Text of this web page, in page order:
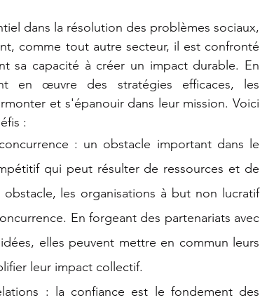
dans la résolution des problèmes sociaux,
comme tout autre secteur, il est confronté
sa capacité à créer un impact durable. En
en œuvre des stratégies efficaces, les
et s'épanouir dans leur mission. Voici
:
: un obstacle important dans le
qui peut résulter de ressources et de
les organisations à but non lucratif
En forgeant des partenariats avec
elles peuvent mettre en commun leurs
leur impact collectif.
: la confiance est le fondement des